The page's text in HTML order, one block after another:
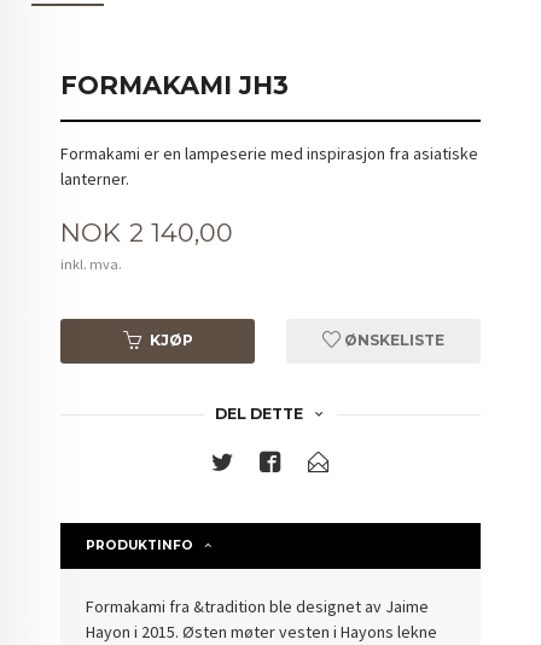
FORMAKAMI JH3
Formakami er en lampeserie med inspirasjon fra asiatiske
lanterner.
Pris
NOK 2 140,00
inkl. mva.
KJØP ØNSKELISTE
DEL DETTE
PRODUKTINFO
Formakami fra &tradition ble designet av Jaime
Hayon i 2015. Østen møter vesten i Hayons lekne